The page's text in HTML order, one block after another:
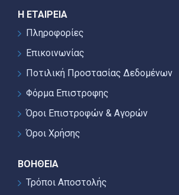
Η ΕΤΑΙΡΕΊΑ
Πληροφορίες
Επικοινωνίας
Ποτιλική Προστασίας Δεδομένων
Φόρμα Επιστροφης
Όροι Επιστροφών & Αγορών
Όροι Χρήσης
ΒΟΉΘΕΙΑ
Τρόποι Αποστολής